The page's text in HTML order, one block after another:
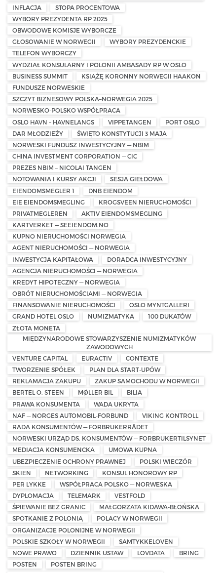
INFLACJA
STOPA PROCENTOWA
WYBORY PREZYDENTA RP 2025
OBWODOWE KOMISJE WYBORCZE
GŁOSOWANIE W NORWEGII
WYBORY PREZYDENCKIE
TELEFON WYBORCZY
WYDZIAŁ KONSULARNY I POLONII AMBASADY RP W OSLO
BUSINESS SUMMIT
KSIĄŻĘ KORONNY NORWEGII HAAKON
FUNDUSZE NORWESKIE
SZCZYT BIZNESOWY POLSKA–NORWEGIA 2025
NORWESKO-POLSKO WSPÓŁPRACA
OSLO HAVN – HAVNELANGS
VIPPETANGEN
PORT OSLO
DAR MŁODZIEŻY
ŚWIĘTO KONSTYTUCJI 3 MAJA
NORWESKI FUNDUSZ INWESTYCYJNY — NBIM
CHINA INVESTMENT CORPORATION — CIC
PREZES NBIM – NICOLAI TANGEN
NOTOWANIA I KURSY AKCJI
SESJA GIEŁDOWA
EIENDOMSMEGLER 1
DNB EIENDOM
EIE EIENDOMSMEGLING
KROGSVEEN NIERUCHOMOŚCI
PRIVATMEGLEREN
AKTIV EIENDOMSMEGLING
KARTVERKET — SEEIENDOM.NO
KUPNO NIERUCHOMOŚCI NORWEGIA
AGENT NIERUCHOMOŚCI — NORWEGIA
INWESTYCJA KAPITAŁOWA
DORADCA INWESTYCYJNY
AGENCJA NIERUCHOMOŚCI — NORWEGIA
KREDYT HIPOTECZNY — NORWEGIA
OBRÓT NIERUCHOMOŚCIAMI — NORWEGIA
FINANSOWANIE NIERUCHOMOŚCI
OSLO MYNTGALLERI
GRAND HOTEL OSLO
NUMIZMATYKA
100 DUKATÓW
ZŁOTA MONETA
MIĘDZYNARODOWE STOWARZYSZENIE NUMIZMATYKÓW
ZAWODOWYCH
VENTURE CAPITAL
EURACTIV
CONTEXTE
TWORZENIE SPÓŁEK
PLAN DLA START-UPÓW
REKLAMACJA ZAKUPU
ZAKUP SAMOCHODU W NORWEGII
BERTEL O. STEEN
MØLLER BIL
BILIA
PRAWA KONSUMENTA
WADA UKRYTA
NAF — NORGES AUTOMOBIL-FORBUND
VIKING KONTROLL
RADA KONSUMENTÓW — FORBRUKERRÅDET
NORWESKI URZĄD DS. KONSUMENTÓW — FORBRUKERTILSYNET
MEDIACJA KONSUMENCKA
UMOWA KUPNA
UBEZPIECZENIE OCHRONY PRAWNEJ
POLSKI WIECZÓR
SKIEN
NETWORKING
KONSUL HONOROWY RP
PER LYKKE
WSPÓŁPRACA POLSKO — NORWESKA
DYPLOMACJA
TELEMARK
VESTFOLD
ŚPIEWANIE BEZ GRANIC
MAŁGORZATA KIDAWA-BŁOŃSKA
SPOTKANIE Z POLONIĄ
POLACY W NORWEGII
ORGANIZACJE POLONIJNE W NORWEGII
POLSKIE SZKOŁY W NORWEGII
SAMTYKKELOVEN
NOWE PRAWO
DZIENNIK USTAW LOVDATA
BRING
POSTEN
POSTEN BRING